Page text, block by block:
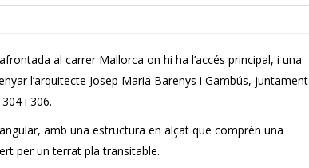
al carrer Mallorca on hi ha l’accés principal, i una
l’arquitecte Josep Maria Barenys i Gambús, juntament
i 306.
amb una estructura en alçat que comprèn una
per un terrat pla transitable.